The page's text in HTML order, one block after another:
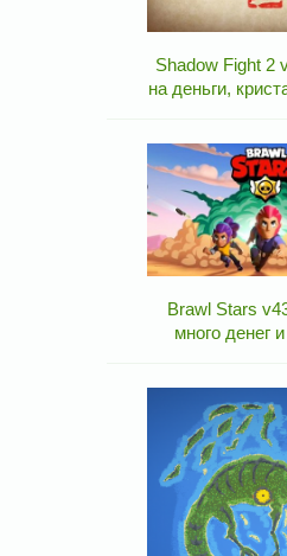
Shadow Fight 2
на деньги,
Brawl Stars
много денег